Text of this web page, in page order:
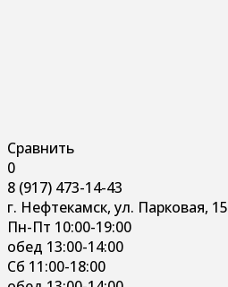
Сравнить
0
8 (917) 473-14-43
г. Нефтекамск, ул. Парковая, 15
Пн-Пт 10:00-19:00
обед 13:00-14:00
Сб 11:00-18:00